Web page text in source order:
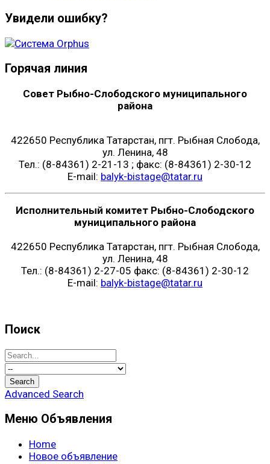
Увидели ошибку?
Горячая линия
Совет Рыбно-Слободского муниципального
района
422650 Республика Татарстан, пгт. Рыбная Слобода,
ул. Ленина, 48
Тел.: (8-84361) 2-21-13 ; факс: (8-84361) 2-30-12
E-mail: balyk-bistage@tatar.ru
Исполнительный комитет Рыбно-Слободского
муниципального района
422650 Республика Татарстан, пгт. Рыбная Слобода,
ул. Ленина, 48
Тел.: (8-84361) 2-27-05 факс: (8-84361) 2-30-12
E-mail: balyk-bistage@tatar.ru
Поиск
Advanced Search
Меню Объявления
Home
Новое объявление